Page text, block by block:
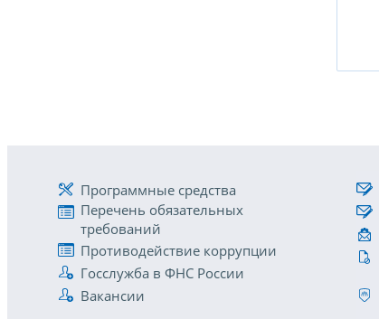
Программные средства
Перечень обязательных
требований
Противодействие коррупции
Госслужба в ФНС России
Вакансии